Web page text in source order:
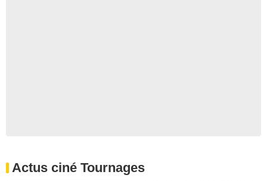
Actus ciné Tournages